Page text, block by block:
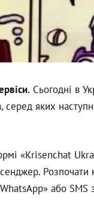
Сьогодні в
серед яких
«Krisenchat
або